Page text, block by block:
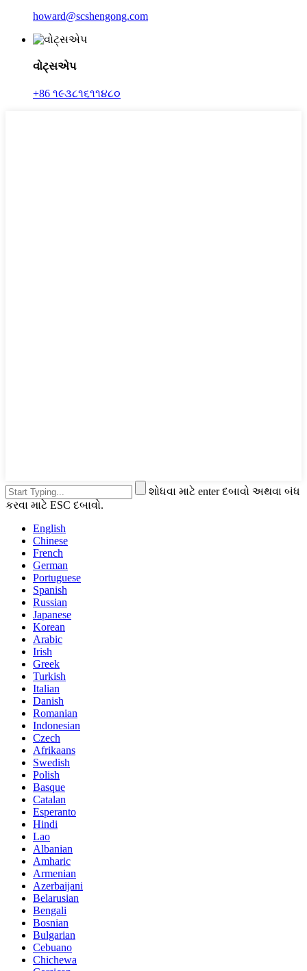
howard@scshengong.com
વોટ્સએપ
+86 ૧૯૩૮૧૬૧૧૪૮૦
શોધવા માટે enter દબાવો અથવા બંધ
કરવા માટે ESC દબાવો.
English
Chinese
French
German
Portuguese
Spanish
Russian
Japanese
Korean
Arabic
Irish
Greek
Turkish
Italian
Danish
Romanian
Indonesian
Czech
Afrikaans
Swedish
Polish
Basque
Catalan
Esperanto
Hindi
Lao
Albanian
Amharic
Armenian
Azerbaijani
Belarusian
Bengali
Bosnian
Bulgarian
Cebuano
Chichewa